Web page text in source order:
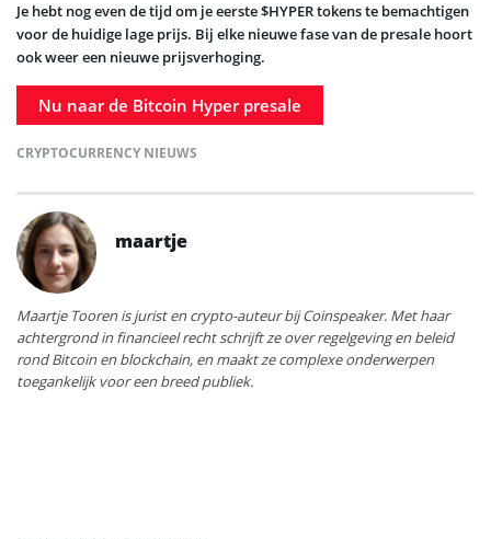
Je hebt nog even de tijd om je eerste $HYPER tokens te bemachtigen
voor de huidige lage prijs. Bij elke nieuwe fase van de presale hoort
ook weer een nieuwe prijsverhoging.
Nu naar de Bitcoin Hyper presale
CRYPTOCURRENCY NIEUWS
maartje
Maartje Tooren is jurist en crypto-auteur bij Coinspeaker. Met haar
achtergrond in financieel recht schrijft ze over regelgeving en beleid
rond Bitcoin en blockchain, en maakt ze complexe onderwerpen
toegankelijk voor een breed publiek.